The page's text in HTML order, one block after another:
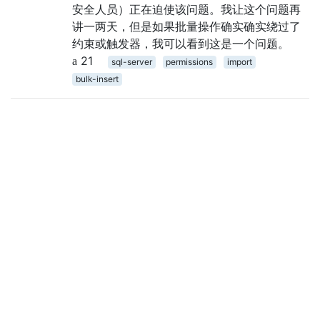
安全人员）正在迫使该问题。我让这个问题再
讲一两天，但是如果批量操作确实确实绕过了
约束或触发器，我可以看到这是一个问题。
21
sql-server permissions
import
bulk-insert